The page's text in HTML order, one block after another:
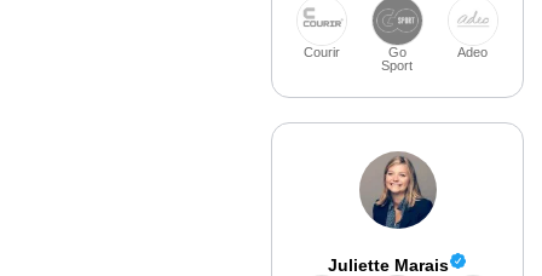
Courir
Go
Sport
Adeo
Juliette Marais